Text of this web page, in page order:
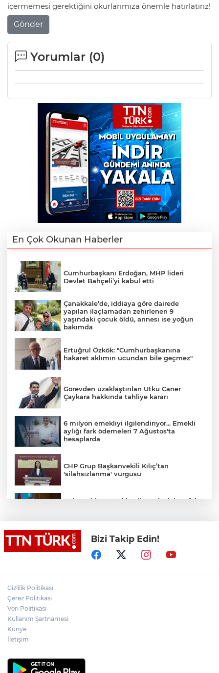
içermemesi gerektiğini okurlarımıza önemle hatırlatırız!
Gönder
Yorumlar (0)
En Çok Okunan Haberler
Cumhurbaşkanı Erdoğan, MHP lideri
Devlet Bahçeli’yi kabul etti
Çanakkale’de, iddiaya göre dairede
yapılan ilaçlamadan zehirlenen 9
yaşındaki çocuk öldü, annesi ise yoğun
bakımda
Ertuğrul Özkök: "Cumhurbaşkanına
hakaret aklımın ucundan bile geçmez"
Görevden uzaklaştırılan Utku Caner
Çaykara hakkında tahliye kararı
6 milyon emekliyi ilgilendiriyor... Emekli
aylığı fark ödemeleri 7 Ağustos'ta
hesaplarda
CHP Grup Başkanvekili Kılıç’tan
'silahsızlanma' vurgusu
Bakan Fidan: "Türkiye ile Suriye’nin refah
Bakan Gürlek: "(Behçet Oktay’ın ölümü)
Karanlık bir nokta kalmayacak, suçlu
varsa da bunu çıkartmak devletin görevi"
"Savunma sanayiinde hedefimiz en kısa
Bizi Takip Edin!
Gizlilik Politikası
Çerez Politikası
Veri Politikası
Kullanım Şartnamesi
Künye
İletişim